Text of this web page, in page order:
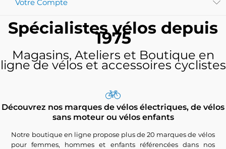
Votre Compte
Spécialistes vélos depuis
1975
Magasins, Ateliers et Boutique en
ligne de vélos et accessoires cyclistes
Découvrez nos marques de vélos électriques, de vélos
sans moteur ou vélos enfants
Notre boutique en ligne propose plus de 20 marques de vélos
pour femmes, hommes et enfants référencées dans nos